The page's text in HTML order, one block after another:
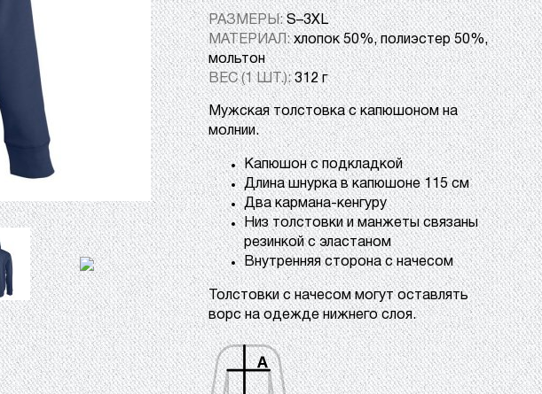
РАЗМЕРЫ:S–3XL
МАТЕРИАЛ:хлопок 50%, полиэстер 50%,
мольтон
ВЕС (1 ШТ.):312 г
Мужская толстовка с капюшоном на
молнии.
Капюшон с подкладкой
Длина шнурка в капюшоне 115 см
Два кармана-кенгуру
Низ толстовки и манжеты связаны
резинкой с эластаном
Внутренняя сторона с начесом
Толстовки с начесом могут оставлять
ворс на одежде нижнего слоя.